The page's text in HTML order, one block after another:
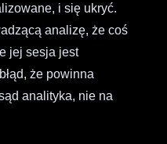
i się ukryć.
analizę, że coś
jej sesja jest
że powinna
analityka, nie na